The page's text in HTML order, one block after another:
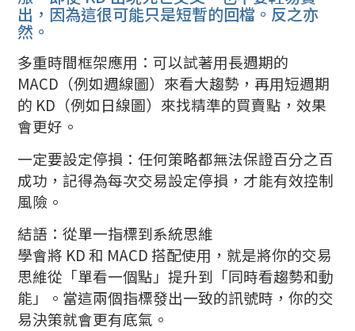
出，因為這很可能只是短暫的回檔。反之亦
然。
多重時間框架應用：可以試著用長週期的
MACD（例如週線圖）來看大趨勢，再用短週期
的 KD（例如日線圖）來找精準的買賣點，效果
會更好。
一定要設定停損：任何策略都無法保證百分之百
成功，記得為每次交易設定停損，才能有效控制
風險。
結語：從單一指標到系統思維
學會將 KD 和 MACD 搭配使用，就是將你的交易
思維從「單看一個點」提升到「同時看趨勢和動
能」。當這兩個指標發出一致的訊號時，你的交
易決策就會更有底氣。